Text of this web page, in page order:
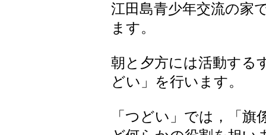
江田島青少年交流の家
ます。
朝と夕方には活動する
どい」を行います。
「つどい」では，「旗